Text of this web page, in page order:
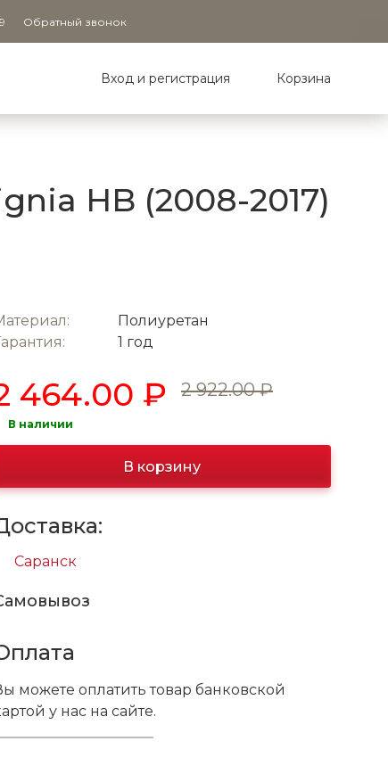
Обратный звонок
Вход и регистрация Корзина
HB (2008-2017)
Полиуретан
1 год
464.00 ₽ 2 922.00 ₽
В наличии
В корзину
Саранск
можете оплатить товар банковской
у нас на сайте.